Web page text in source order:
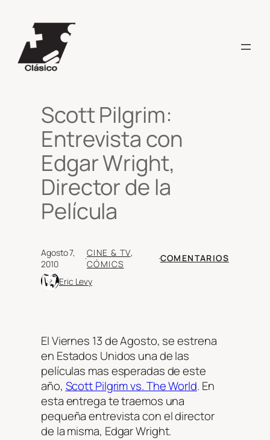
contenido
Scott Pilgrim:
Entrevista con
Edgar Wright,
Director de la
Película
Agosto 7,
2010
·CINE & TV
CÓMICS
·COMENTARIOS
Eric Levy
El Viernes 13 de Agosto, se estrena
en Estados Unidos una de las
películas mas esperadas de este
año, Scott Pilgrim vs. The World. En
esta entrega te traemos una
pequeña entrevista con el director
de la misma, Edgar Wright.